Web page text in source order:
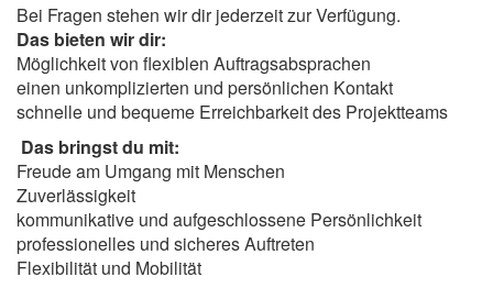
Bei Fragen stehen wir dir jederzeit zur Verfügung.
Das bieten wir dir:
Möglichkeit von flexiblen Auftragsabsprachen
einen unkomplizierten und persönlichen Kontakt
schnelle und bequeme Erreichbarkeit des Projektteams
Das bringst du mit:
Freude am Umgang mit Menschen
Zuverlässigkeit
kommunikative und aufgeschlossene Persönlichkeit
professionelles und sicheres Auftreten
Flexibilität und Mobilität